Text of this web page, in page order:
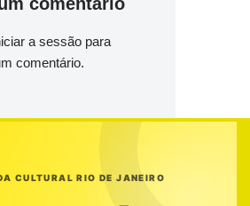
a sessão para
comentário.
CULTURAL RIO DE JANEIRO